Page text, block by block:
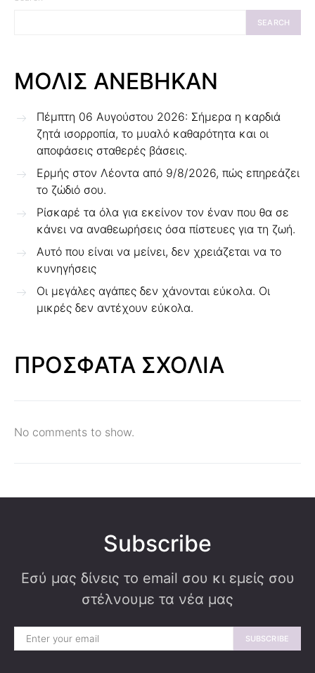
SEARCH
ΜΟΛΙΣ ΑΝΕΒΗΚΑΝ
Πέμπτη 06 Αυγούστου 2026: Σήμερα η καρδιά
ζητά ισορροπία, το μυαλό καθαρότητα και οι
αποφάσεις σταθερές βάσεις.
Ερμής στον Λέοντα από 9/8/2026, πώς επηρεάζει
το ζώδιό σου.
Ρίσκαρέ τα όλα για εκείνον τον έναν που θα σε
κάνει να αναθεωρήσεις όσα πίστευες για τη ζωή.
Αυτό που είναι να μείνει, δεν χρειάζεται να το
κυνηγήσεις
Οι μεγάλες αγάπες δεν χάνονται εύκολα. Οι
μικρές δεν αντέχουν εύκολα.
ΠΡΟΣΦΑΤΑ ΣΧΟΛΙΑ
No comments to show.
Subscribe
Εσύ μας δίνεις το email σου κι εμείς σου
στέλνουμε τα νέα μας
SUBSCRIBE